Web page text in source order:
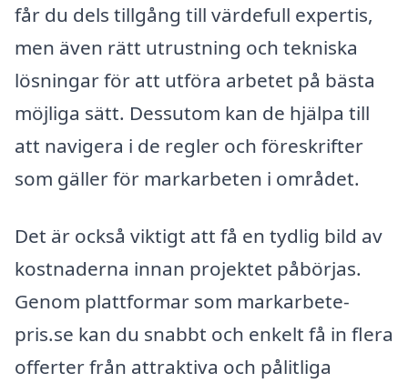
får du dels tillgång till värdefull expertis,
men även rätt utrustning och tekniska
lösningar för att utföra arbetet på bästa
möjliga sätt. Dessutom kan de hjälpa till
att navigera i de regler och föreskrifter
som gäller för markarbeten i området.
Det är också viktigt att få en tydlig bild av
kostnaderna innan projektet påbörjas.
Genom plattformar som markarbete-
pris.se kan du snabbt och enkelt få in flera
offerter från attraktiva och pålitliga